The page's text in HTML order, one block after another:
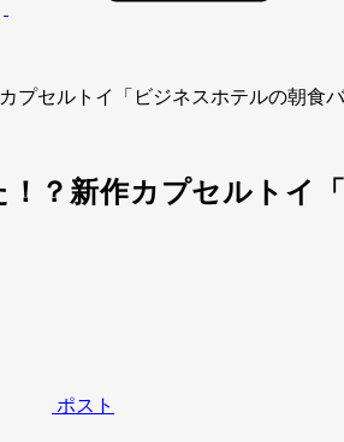
プセルトイ「ビジネスホテルの朝食バ
？新作カプセルトイ
ポスト